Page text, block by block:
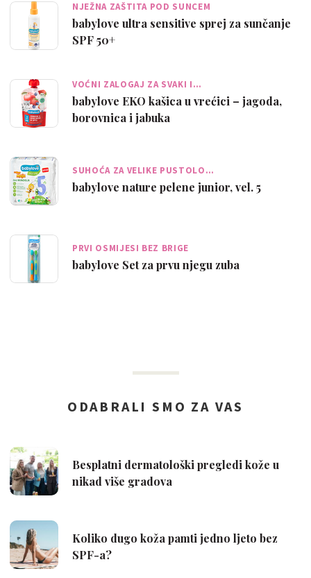
NJEŽNA ZAŠTITA POD SUNCEM
babylove ultra sensitive sprej za sunčanje
SPF 50+
VOĆNI ZALOGAJ ZA SVAKI I…
babylove EKO kašica u vrećici – jagoda,
borovnica i jabuka
SUHOĆA ZA VELIKE PUSTOLO…
babylove nature pelene junior, vel. 5
PRVI OSMIJESI BEZ BRIGE
babylove Set za prvu njegu zuba